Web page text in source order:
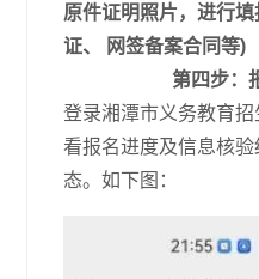
原件证明照片，进行
证、 网签备案合同等)
第四步：
登录湘潭市义务教育
看报名进度及信息核
态。如下图：